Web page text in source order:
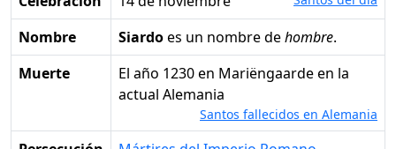
Nombre Siardoes un nombre dehombre.
Muerte
el año 1230 en Mariëngaarde en la
actual Alemania
Santos fallecidos en Alemania